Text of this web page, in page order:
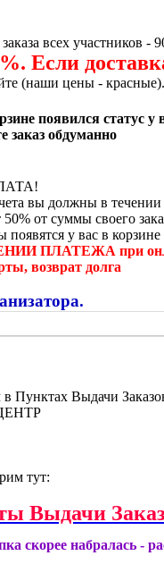
всех участников -
Если
(наши цены - красные).
появился
заказ обдуманно
вы должны в
от суммы своего
у вас в
при онлайн-
возврат долга
в Пунктах Выдачи
тут:
Выдачи
скорее набралась -